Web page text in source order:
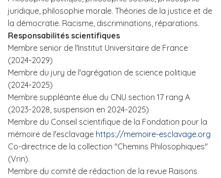
juridique, philosophie morale. Théories de la justice et de
la démocratie. Racisme, discriminations, réparations.
Responsabilités scientifiques
Membre senior de l'Institut Universitaire de France
(2024-2029)
Membre du jury de l'agrégation de science politique
(2024-2025)
Membre suppléante élue du CNU section 17 rang A
(2023-2028, suspension en 2024-2025)
Membre du Conseil scientifique de la Fondation pour la
mémoire de l'esclavage https://memoire-esclavage.org
Co-directrice de la collection "Chemins Philosophiques"
(Vrin).
Membre du comité de rédaction de la revue Raisons